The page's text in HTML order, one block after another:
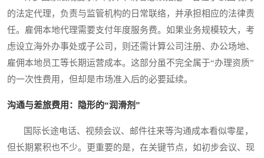
的法定代理，负责与监管机构的日常联络，并承担相应的法律责
任。雇佣本地代理需要支付年度服务费。如果业务规模较大，考
虑设立海外办事处或子公司，则还需计算公司注册、办公场地、
雇佣本地员工等长期运营成本。这部分虽不完全属于“办理资质”
的一次性费用，但却是市场准入后的必要延续。
沟通与差旅费用：隐形的“润滑剂”
国际长途电话、视频会议、邮件往来等沟通成本看似零星，
但长期累积也不少。更重要的是，在关键节点，如初步会议、现